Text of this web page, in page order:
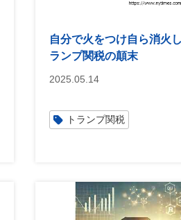
自分で火をつけ自ら消火
ランプ関税の顛末
2025.05.14
トランプ関税